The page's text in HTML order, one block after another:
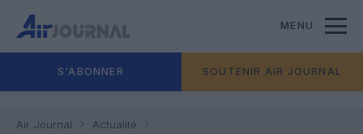
MENU
S'ABONNER SOUTENIR AIR JOURNAL
Air Journal
Actualité